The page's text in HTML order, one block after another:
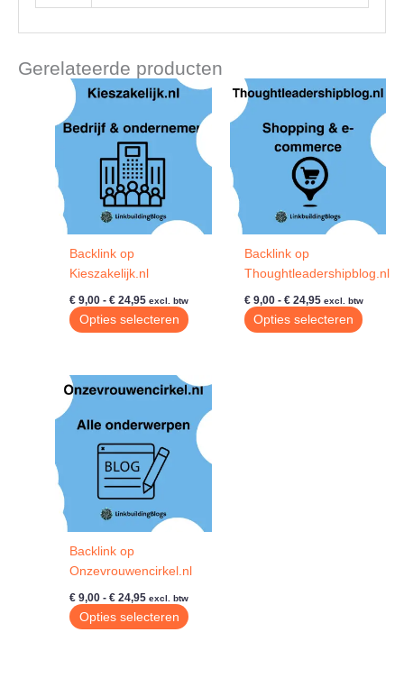
Gerelateerde producten
Backlink op
Kieszakelijk.nl
€ 9,00 - € 24,95 Prijsklasse:
€ 9,00
tot
excl. btw
Opties selecteren
Dit
variaties.
Deze
optie
kan
op
Backlink op
Thoughtleadershipblog.nl
€9,00 - €24,95Prijsklasse:
€ 9,00
tot
excl. btw
Opties selecteren
Dit
Backlink op
Onzevrouwencirkel.nl
€ 9,00 - € 24,95 Prijsklasse:
€ 9,00
tot
excl. btw
Opties selecteren
Dit